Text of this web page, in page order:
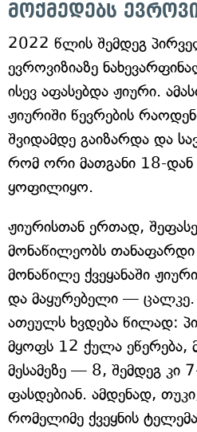
მოქმედებს
2022 წლის შემდეგ
ევროვიზიაზე
ისევ აფასებდა ჟიური.
ჟიურიში წევრების
შვიდამდე გაიზარდა და
რომ ორი მათგანი 18-დან
ყოფილიყო.
ჟიურისთან ერთად,
მონაწილეობს
მონაწილე ქვეყანაში
და მაყურებელი —
ათეულს ხვდება წილად:
მყოფს 12 ქულა
მესამეზე — 8, შემდეგ კი
ფასდებიან. ამდენად,
რომელიმე ქვეყნის